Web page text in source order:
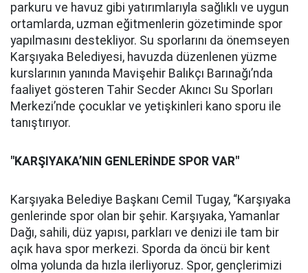
parkuru ve havuz gibi yatırımlarıyla sağlıklı ve uygun
ortamlarda, uzman eğitmenlerin gözetiminde spor
yapılmasını destekliyor. Su sporlarını da önemseyen
Karşıyaka Belediyesi, havuzda düzenlenen yüzme
kurslarının yanında Mavişehir Balıkçı Barınağı’nda
faaliyet gösteren Tahir Secder Akıncı Su Sporları
Merkezi’nde çocuklar ve yetişkinleri kano sporu ile
tanıştırıyor.
"KARŞIYAKA’NIN GENLERİNDE SPOR VAR"
Karşıyaka Belediye Başkanı Cemil Tugay, “Karşıyaka
genlerinde spor olan bir şehir. Karşıyaka, Yamanlar
Dağı, sahili, düz yapısı, parkları ve denizi ile tam bir
açık hava spor merkezi. Sporda da öncü bir kent
olma yolunda da hızla ilerliyoruz. Spor, gençlerimizi